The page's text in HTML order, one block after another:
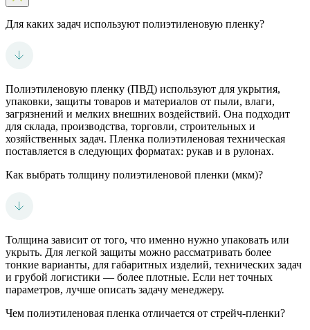
Для каких задач используют полиэтиленовую пленку?
Полиэтиленовую пленку (ПВД) используют для укрытия,
упаковки, защиты товаров и материалов от пыли, влаги,
загрязнений и мелких внешних воздействий. Она подходит
для склада, производства, торговли, строительных и
хозяйственных задач. Пленка полиэтиленовая техническая
поставляется в следующих форматах: рукав и в рулонах.
Как выбрать толщину полиэтиленовой пленки (мкм)?
Толщина зависит от того, что именно нужно упаковать или
укрыть. Для легкой защиты можно рассматривать более
тонкие варианты, для габаритных изделий, технических задач
и грубой логистики — более плотные. Если нет точных
параметров, лучше описать задачу менеджеру.
Чем полиэтиленовая пленка отличается от стрейч-пленки?